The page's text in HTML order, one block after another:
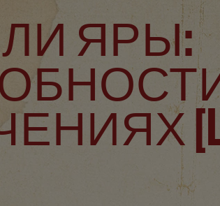
ЯРЫ:
[LA